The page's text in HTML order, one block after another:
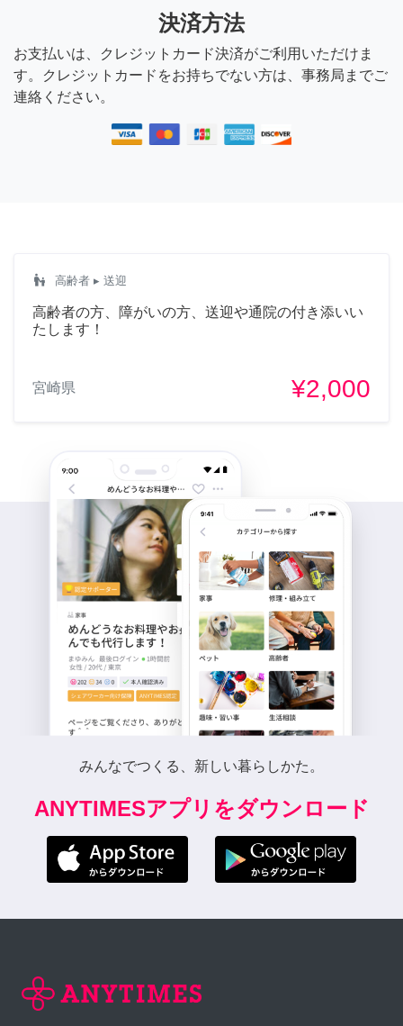
決済方法
お支払いは、クレジットカード決済がご利用いただけま
す。クレジットカードをお持ちでない方は、事務局までご
連絡ください。
escalator_warning 高齢者 ▸ 送迎
高齢者の方、障がいの方、送迎や通院の付き添いい
たします！
宮崎県 ¥2,000
みんなでつくる、新しい暮らしかた。
ANYTIMESアプリをダウンロード